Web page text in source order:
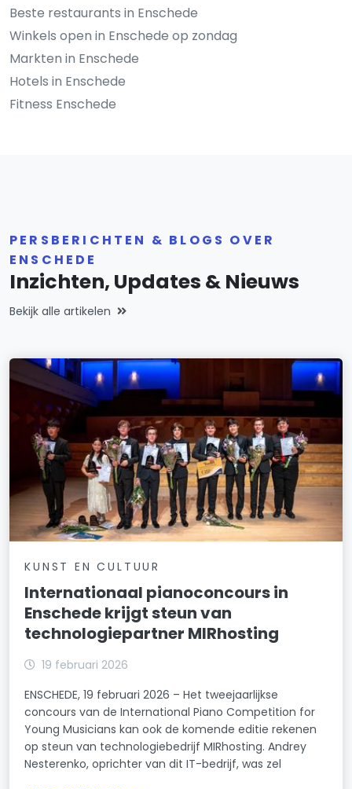
Beste restaurants in Enschede
Winkels open in Enschede op zondag
Markten in Enschede
Hotels in Enschede
Fitness Enschede
PERSBERICHTEN & BLOGS OVER
ENSCHEDE
Inzichten, Updates & Nieuws
Bekijk alle artikelen
KUNST EN CULTUUR
Internationaal pianoconcours in
Enschede krijgt steun van
technologiepartner MIRhosting
19 februari 2026
ENSCHEDE, 19 februari 2026 – Het tweejaarlijkse
concours van de International Piano Competition for
Young Musicians kan ook de komende editie rekenen
op steun van technologiebedrijf MIRhosting. Andrey
Nesterenko, oprichter van dit IT-bedrijf, was zel